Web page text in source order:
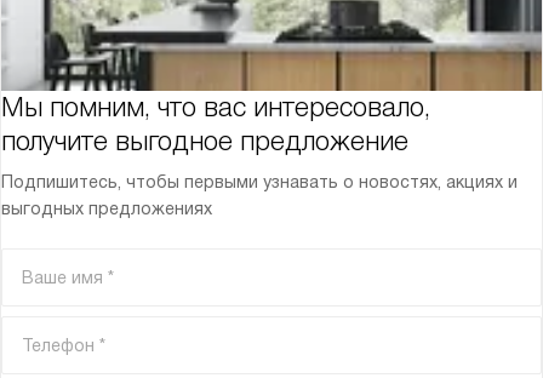
Мы помним, что вас интересовало,
получите выгодное предложение
Подпишитесь, чтобы первыми узнавать о новостях, акциях и
выгодных предложениях